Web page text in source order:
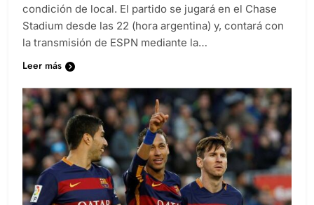
condición de local. El partido se jugará en el Chase
Stadium desde las 22 (hora argentina) y, contará con
la transmisión de ESPN mediante la…
Leer más